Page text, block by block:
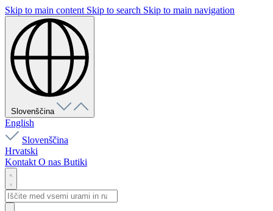
Skip to main content Skip to search Skip to main navigation
Slovenščina
English
Slovenščina
Hrvatski
Kontakt O nas Butiki